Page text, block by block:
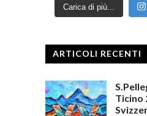
Carica di più...
ARTICOLI RECENTI
Ticino